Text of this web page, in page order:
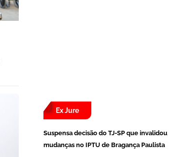
Ex Jure
Suspensa decisão do TJ-SP que invalidou
mudanças no IPTU de Bragança Paulista